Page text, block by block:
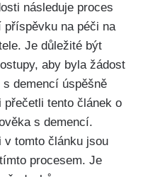
následuje proces
příspěvku na péči na
Je důležité být
aby byla žádost
demencí úspěšně
tento článek o
s demencí.
v tomto článku jsou
procesem. Je